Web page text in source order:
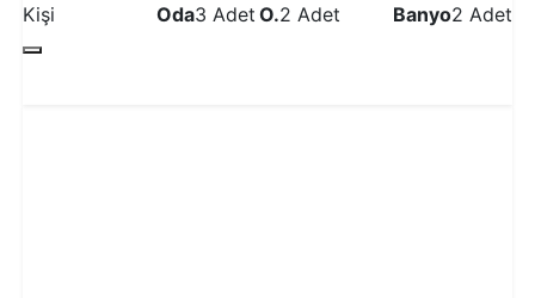
Kişi
Oda3 Adet O.2 Adet Banyo2 Adet